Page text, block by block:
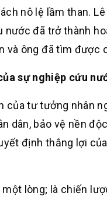
nô lệ lầm than.
đã trở thành
và ông đã tìm
sự nghiệp cứu
của tư tưởng nhân
dân, bảo vệ nền
định thắng lợi
lòng; là chiến